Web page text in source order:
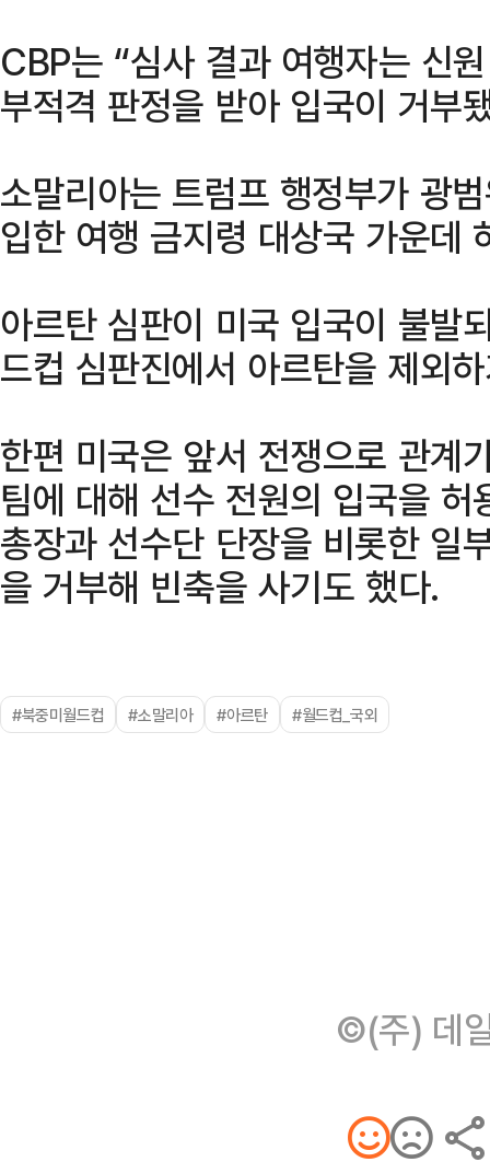
CBP는 “심사 결과 여행자는 신
부적격 판정을 받아 입국이 거부
소말리아는 트럼프 행정부가 광
입한 여행 금지령 대상국 가운데
아르탄 심판이 미국 입국이 불발
드컵 심판진에서 아르탄을 제외
한편 미국은 앞서 전쟁으로 관계
팀에 대해 선수 전원의 입국을
총장과 선수단 단장을 비롯한 일
을 거부해 빈축을 사기도 했다.
#북중미월드컵 #소말리아 #아르탄 #월드컵_국외
©(주) 데